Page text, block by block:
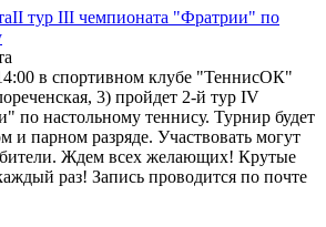
II тур III чемпионата "Фратрии" по
в спортивном клубе "ТеннисОК"
3) пройдет 2-й тур IV
по настольному теннису. Турнир будет
и парном разряде. Участвовать могут
Ждем всех желающих! Крутые
раз! Запись проводится по почте